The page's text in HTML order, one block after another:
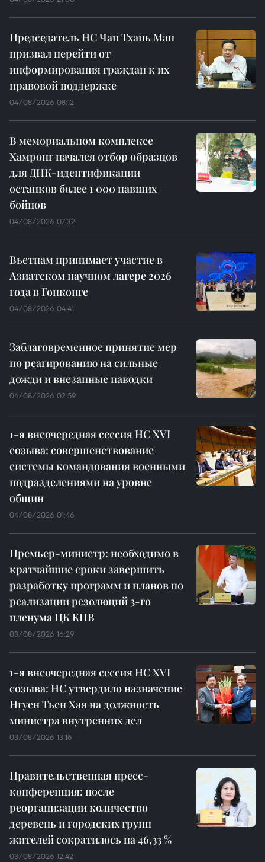
Председатель НС Чан Тхань Ман
призвал перейти от
информирования граждан к их
правовой поддержке
04/08/2026 08:12
В мемориальном комплексе
Хамронг начался отбор образцов
для ДНК-идентификации
останков более 1 000 павших
бойцов
04/08/2026 07:32
Вьетнам принимает участие в
Азиатском научном лагере 2026
года в Гонконге
04/08/2026 04:41
Заблаговременное принятие мер
по реагированию на сильные
дожди и внезапные паводки
04/08/2026 02:59
1-я внеочередная сессия НС XVI
созыва: совершенствование
системы командования военными
подразделениями на уровне
общин
04/08/2026 01:46
Премьер-министр: необходимо в
кратчайшие сроки завершить
разработку программ и планов по
реализации резолюций 3-го
пленума ЦК КПВ
03/08/2026 16:29
1-я внеочередная сессия НС XVI
созыва: НС утвердило назначение
Нгуен Тьен Хая на должность
министра внутренних дел
03/08/2026 13:16
Правительственная пресс-
конференция: после
реорганизации количество
деревень и городских групп
жителей сократилось на 46,33 %
03/08/2026 12:42